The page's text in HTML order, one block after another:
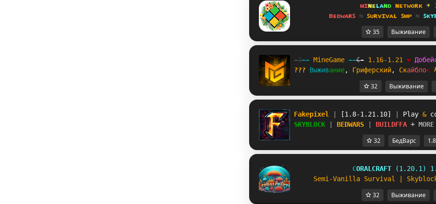
ᴍɪɴᴇʟᴀɴᴅ ɴᴇᴛᴡᴏʀᴋ ☀
ʙᴇᴅᴡᴀʀꜱ ⇆ ꜱᴜʀᴠɪᴠᴀʟ ꜱᴍᴘ ⇆
35 Выживание
-☽-- Mi neGame --☾- 1.16-1.21 ❤ Добей
??? Выживание, Гриферский, Скайблок
32 Выживание
Fakepixel [1.8-1.21.10] Play &
SKYBLOCK
BEDWARS BUILDFFA + MORE
32 БедВарс
CORAL CRAFT
(1.20.1)
Semi -Vani l l a Survival Skybl oc
32 Выживание